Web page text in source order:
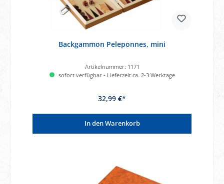
Backgammon Peleponnes, mini
Artikelnummer: 1171
sofort verfügbar - Lieferzeit ca. 2-3 Werktage
32,99 €*
In den Warenkorb